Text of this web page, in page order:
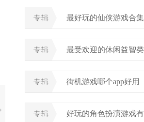
专辑 最好玩的仙侠游戏合集
专辑 最受欢迎的休闲益智
专辑 街机游戏哪个app好用
专辑 好玩的角色扮演游戏